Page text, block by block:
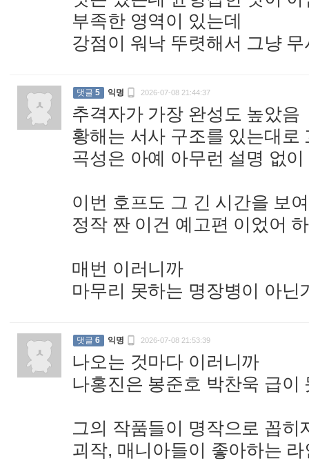
부족한 영역이 있는데
강점이 워낙 뚜렷해서 그냥
댓글 5 익명  2026-07-08 21:44:37
추격자가 가장 완성도 높았음
황해는 서사 구조를 있는대로
곡성은 아예 아무런 설명 없
이번 호프도 그 긴 시간을 보
정작 짠 이건 예고편 이었어
매번 이러니까
마무리 못하는 명장병이 아닌
댓글 6 익명  2026-07-08 21:53:39
나오는 것마다 이러니까
나홍진은 봉준호 박찬욱 급이
그의 작품들이 명작으로 꼽히
괴작, 매니아들이 좋아하는